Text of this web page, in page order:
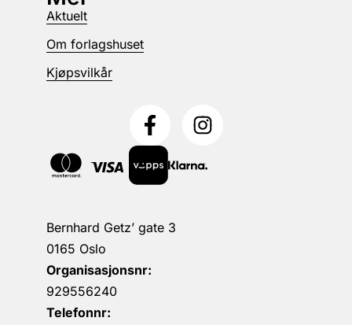
Bernhard Getz’ gate 3
0165 Oslo
Organisasjonsnr:
929556240
Telefonnr:
Aktuelt
Om forlagshuset
Kjøpsvilkår